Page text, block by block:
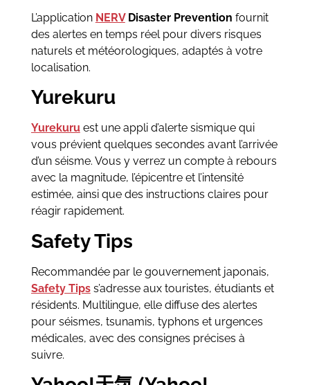
L’application NERVDisaster Prevention fournit
des alertes en temps réel pour divers risques
naturels et météorologiques, adaptés à votre
localisation.
Yurekuru
Yurekuruest une appli d’alerte sismique qui
vous prévient quelques secondes avant l’arrivée
d’un séisme. Vous y verrez un compte à rebours
avec la magnitude, l’épicentre et l’intensité
estimée, ainsi que des instructions claires pour
réagir rapidement.
Safety Tips
Recommandée par le gouvernement japonais,
Safety Tipss’adresse aux touristes, étudiants et
résidents. Multilingue, elle diffuse des alertes
pour séismes, tsunamis, typhons et urgences
médicales, avec des consignes précises à
suivre.